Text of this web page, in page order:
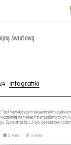
światową
Infografiki